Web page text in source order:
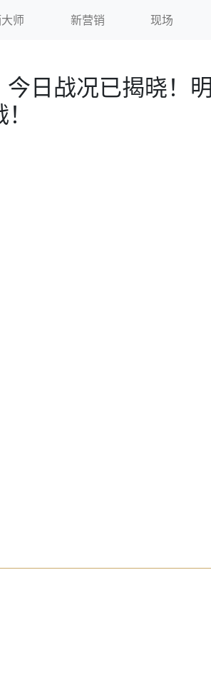
师 新营销 现场
日战况已揭晓！明